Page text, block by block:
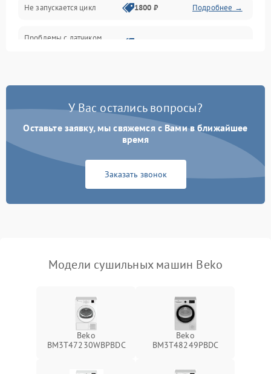
Не запускается цикл 1800 ₽ Подробнее →
Проблемы с датчиком
Проблемы с блоком
1800 ₽ Подробнее →
Не завершает программу Подробнее →
1500 ₽ Подробнее →
У Вас остались вопросы?
Оставьте заявку, мы свяжемся с Вами в ближайшее
время
Заказать звонок
Модели сушильных машин Beko
Beko
BM3T47230WBPBDC
Beko
BM3T48249PBDC